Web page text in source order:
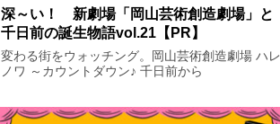
深～い！ 新劇場「岡山芸術創造劇場」と
千日前の誕生物語vol.21【PR】
変わる街をウォッチング。岡山芸術創造劇場 ハレ
ノワ ～カウントダウン♪ 千日前から